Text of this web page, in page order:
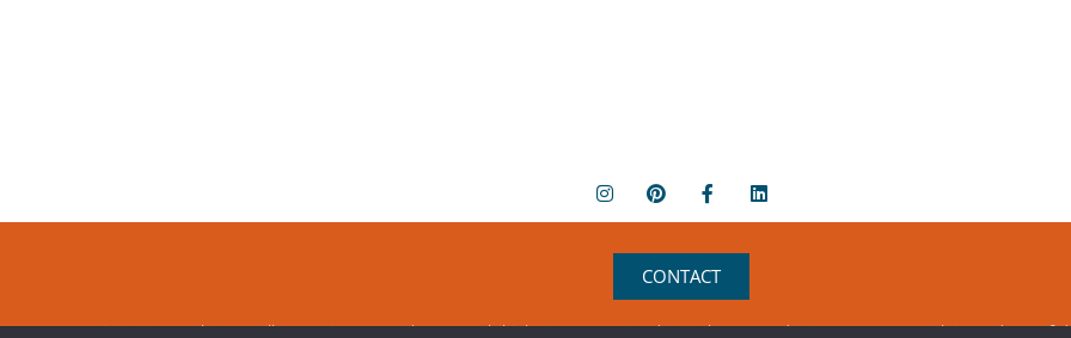
CONTACT
© 2026 -ipiapia, graphiste et illustratrice à Strasbourg (Schiltigheim)etPanier de pixels- Tous droits réservés. -Politique de